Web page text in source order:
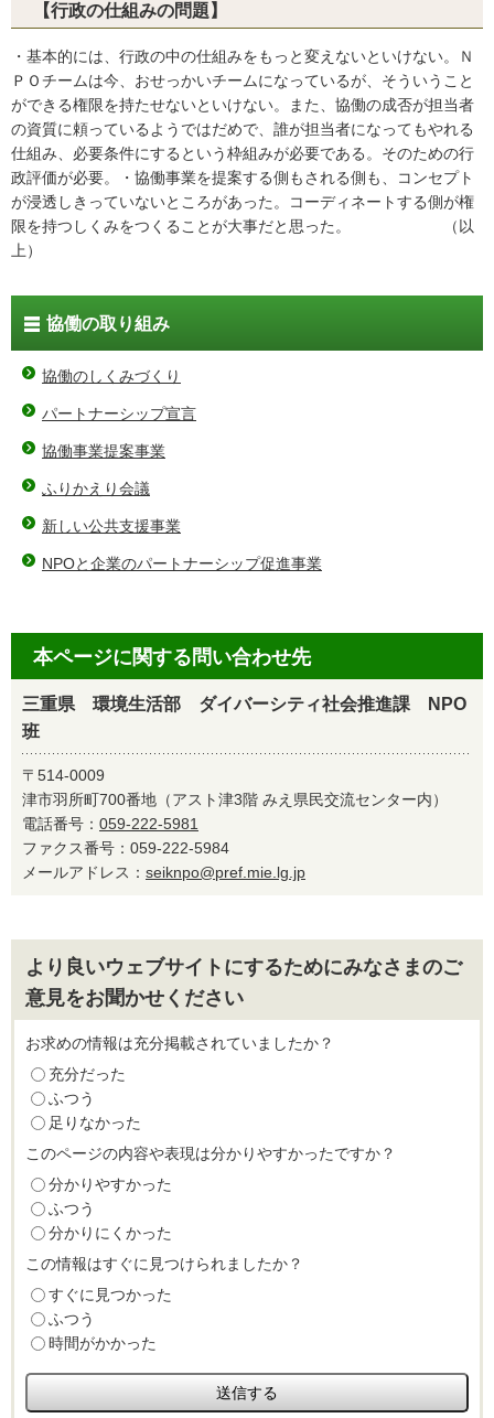
【行政の仕組みの問題】
・基本的には、行政の中の仕組みをもっと変えないといけない。Ｎ
ＰＯチームは今、おせっかいチームになっているが、そういうこと
ができる権限を持たせないといけない。また、協働の成否が担当者
の資質に頼っているようではだめで、誰が担当者になってもやれる
仕組み、必要条件にするという枠組みが必要である。そのための行
政評価が必要。・協働事業を提案する側もされる側も、コンセプト
が浸透しきっていないところがあった。コーディネートする側が権
限を持つしくみをつくることが大事だと思った。 （以
上）
協働の取り組み
協働のしくみづくり
パートナーシップ宣言
協働事業提案事業
ふりかえり会議
新しい公共支援事業
NPOと企業のパートナーシップ促進事業
本ページに関する問い合わせ先
三重県 環境生活部 ダイバーシティ社会推進課 NPO
班
〒514-0009
津市羽所町700番地（アスト津3階 みえ県民交流センター内）
電話番号： 059-222-5981
ファクス番号：059-222-5984
メールアドレス： seiknpo@pref.mie.lg.jp
より良いウェブサイトにするためにみなさまのご
意見をお聞かせください
お求めの情報は充分掲載されていましたか？
充分だった
ふつう
足りなかった
このページの内容や表現は分かりやすかったですか？
分かりやすかった
ふつう
分かりにくかった
この情報はすぐに見つけられましたか？
すぐに見つかった
ふつう
時間がかかった